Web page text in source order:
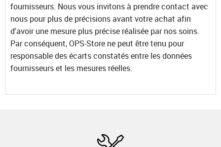
fournisseurs. Nous vous invitons à prendre contact avec
nous pour plus de précisions avant votre achat afin
d'avoir une mesure plus précise réalisée par nos soins.
Par conséquent, OPS-Store ne peut être tenu pour
responsable des écarts constatés entre les données
fournisseurs et les mesures réelles.